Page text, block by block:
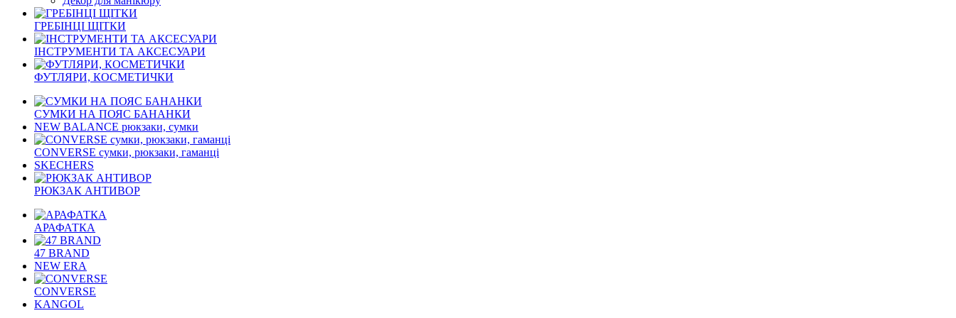
ГРЕБІНЦІ ЩІТКИ
ІНСТРУМЕНТИ ТА АКСЕСУАРИ
ФУТЛЯРИ, КОСМЕТИЧКИ
СУМКИ НА ПОЯС БАНАНКИ
NEW BALANCE рюкзаки, сумки
CONVERSE сумки, рюкзаки, гаманці
SKECHERS
РЮКЗАК АНТИВОР
АРАФАТКА
47 BRAND
NEW ERA
CONVERSE
KANGOL